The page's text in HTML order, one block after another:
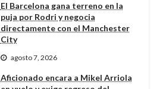
El Barcelona gana terreno en la
puja por Rodri y negocia
directamente con el Manchester
City
agosto 7, 2026
Aficionado encara a Mikel Arriola